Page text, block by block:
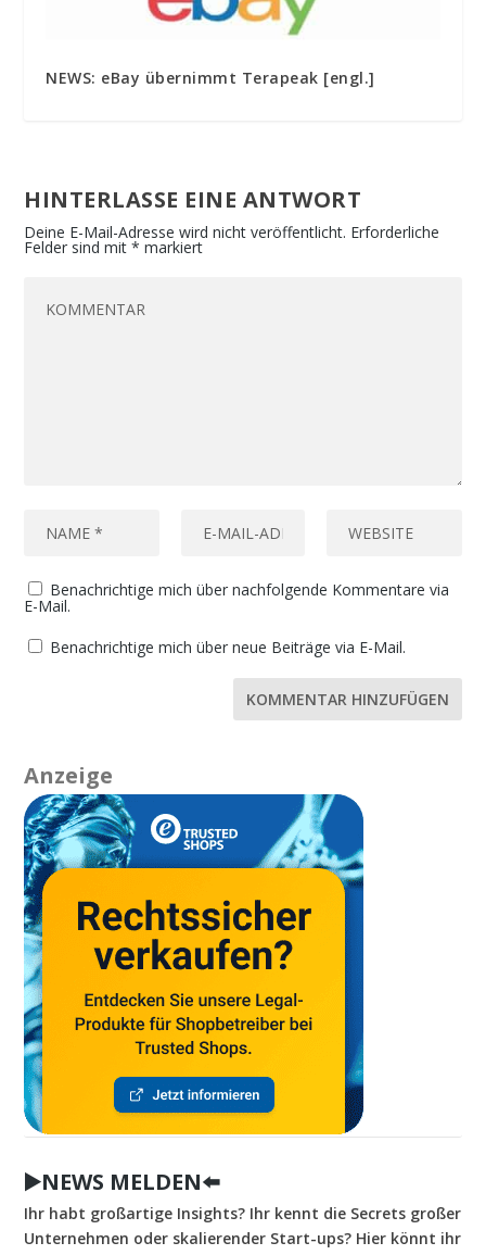
NEWS: eBay übernimmt Terapeak [engl.]
HINTERLASSE EINE ANTWORT
Deine E-Mail-Adresse wird nicht veröffentlicht. Erforderliche
Felder sind mit* markiert
Benachrichtige mich über nachfolgende Kommentare via
E-Mail.
Benachrichtige mich über neue Beiträge via E-Mail.
Anzeige
▶️NEWS MELDEN⬅️
Ihr habt großartige Insights? Ihr kennt die Secrets großer
Unternehmen oder skalierender Start-ups? Hier könnt ihr